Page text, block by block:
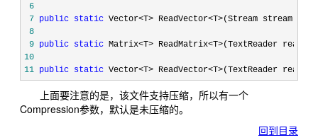
6
7 public static Vector<T> ReadVector<T>(Stream stream)
8
9 public static Matrix<T> ReadMatrix<T>(TextReader
10
11 public static Vector<T> ReadVector<T>(TextReader
上面要注意的是，该文件支持压缩，所以有一个
Compression参数，默认是未压缩的。
回到目录